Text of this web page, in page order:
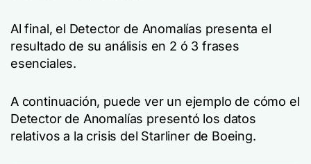
Al final, el Detector de Anomalías presenta el
resultado de su análisis en 2 ó 3 frases
esenciales.
A continuación, puede ver un ejemplo de cómo el
Detector de Anomalías presentó los datos
relativos a la crisis del Starliner de Boeing.